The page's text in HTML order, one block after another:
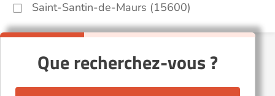
Saint-Santin-de-Maurs (15600)
Que recherchez-vous ?